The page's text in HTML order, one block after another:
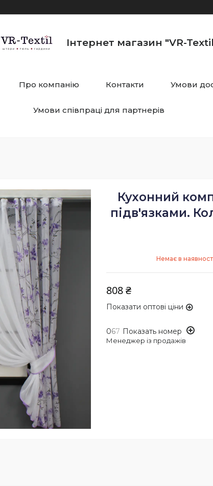
Інтернет магазин "VR-
Про компанію Контакти Умови
Умови співпраці для партнерів
Кухонний
підв'язками.
Немає в
808 ₴
Показати оптові ціни
067 Показать номер
Менеджер із продажів